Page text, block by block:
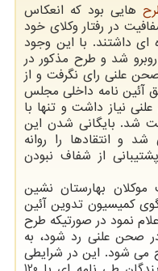
هایی بود که انعکاس
در رفتار وکلای خود
ای داشتند. با این وجود
شد و طرح مذکور در
بهمن سال ۱۳۹۹ از صحن علنی رای نگرفت و از
آئین نامه داخلی مجلس
نیاز داشت و تنها با
شد. بایگانی شدن این
و انتقادها را روانه
از شفاف نبودن
موکلان بهارستان نشین
کمیسیون تدوین آئین
نمود در صورتیکه طرح
در صحن علنی رد شود، به
می شود. این در شرایطی